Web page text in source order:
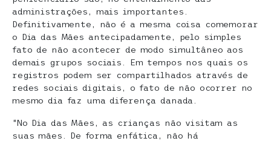
administrações, mais importantes.
Definitivamente, não é a mesma coisa comemorar
o Dia das Mães antecipadamente, pelo simples
fato de não acontecer de modo simultâneo aos
demais grupos sociais. Em tempos nos quais os
registros podem ser compartilhados através de
redes sociais digitais, o fato de não ocorrer no
mesmo dia faz uma diferença danada.
“No Dia das Mães, as crianças não visitam as
suas mães. De forma enfática, não há